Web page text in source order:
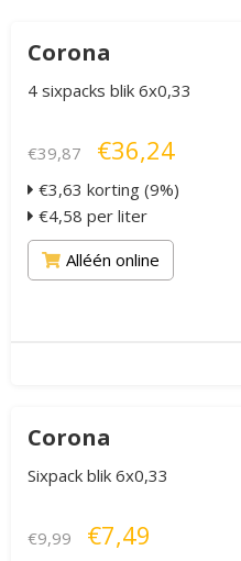
Corona
4 sixpacks blik 6x0,33
€39,87 €36,24
€3,63 korting (9%)
€4,58 per liter
Alléén online
Corona
Sixpack blik 6x0,33
€9,99 €7,49